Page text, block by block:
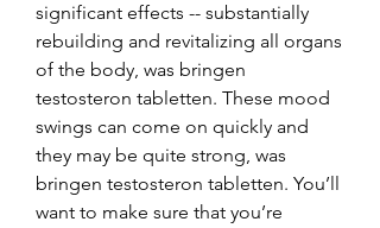
significant effects -- substantially
rebuilding and revitalizing all organs
of the body, was bringen
testosteron tabletten. These mood
swings can come on quickly and
they may be quite strong, was
bringen testosteron tabletten. You’ll
want to make sure that you’re